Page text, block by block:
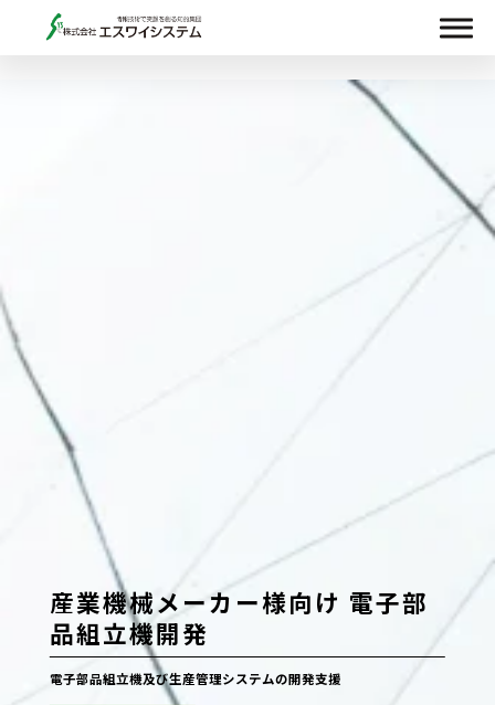
産業機械メーカー様向け 電子部
品組立機開発
電子部品組立機及び生産管理システムの開発支援